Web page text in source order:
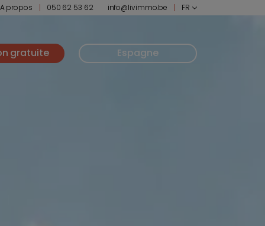
A propos 050 62 53 62 info@livimmo.be FR
gratuite Espagne